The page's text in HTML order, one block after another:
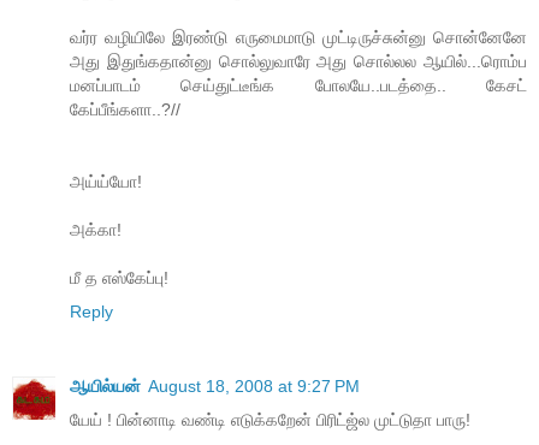
வர்ர வழியிலே இரண்டு எருமைமாடு முட்டிருச்சுன்னு சொன்னேனே
அது இதுங்கதான்னு சொல்லுவாரே அது சொல்லல ஆயில்...ரொம்ப
மனப்பாடம் செய்துட்டீங்க போலயே..படத்தை.. கேசட்
கேப்பீங்களா..?//
அய்ய்யோ!
அக்கா!
மீ த எஸ்கேப்பு!
Reply
ஆயில்யன் August 18, 2008 at 9:27 PM
யேய் ! பின்னாடி வண்டி எடுக்கறேன் பிரிட்ஜ்ல முட்டுதா பாரு!